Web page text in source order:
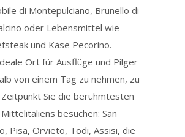
di Montepulciano, Brunello di
oder Lebensmittel wie
und Käse Pecorino.
Ort für Ausflüge und Pilger
von einem Tag zu nehmen, zu
Sie die berühmtesten
besuchen: San
Pisa, Orvieto, Todi, Assisi, die